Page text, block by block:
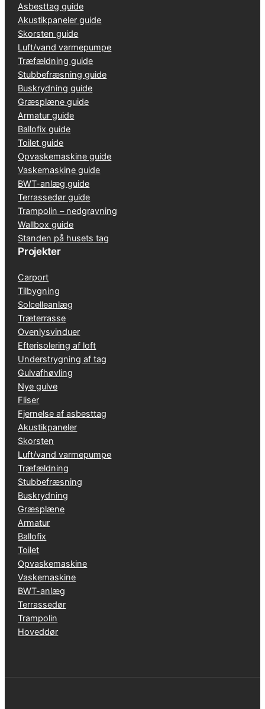
Asbesttag guide
Akustikpaneler guide
Skorsten guide
Luft/vand varmepumpe
Træfældning guide
Stubbefræsning guide
Buskrydning guide
Græsplæne guide
Armatur guide
Ballofix guide
Toilet guide
Opvaskemaskine guide
Vaskemaskine guide
BWT-anlæg guide
Terrassedør guide
Trampolin – nedgravning
Wallbox guide
Standen på husets tag
Projekter
Carport
Tilbygning
Solcelleanlæg
Træterrasse
Ovenlysvinduer
Efterisolering af loft
Understrygning af tag
Gulvafhøvling
Nye gulve
Fliser
Fjernelse af asbesttag
Akustikpaneler
Skorsten
Luft/vand varmepumpe
Træfældning
Stubbefræsning
Buskrydning
Græsplæne
Armatur
Ballofix
Toilet
Opvaskemaskine
Vaskemaskine
BWT-anlæg
Terrassedør
Trampolin
Hoveddør